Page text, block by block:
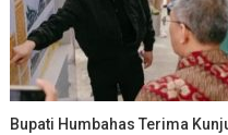
Bupati Humbahas Terima